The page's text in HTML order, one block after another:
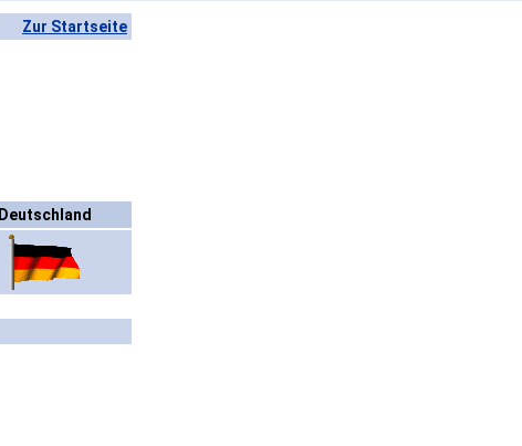
Zur Startseite
Deutschland